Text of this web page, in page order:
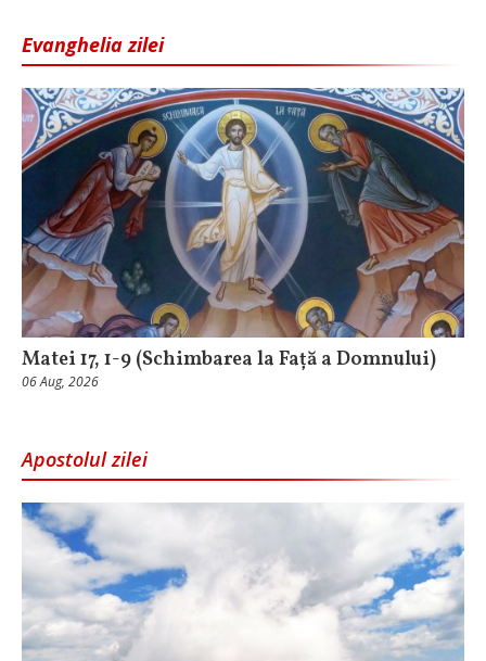
Evanghelia zilei
Matei 17, 1-9 (Schimbarea la Față a Domnului)
06 Aug, 2026
Apostolul zilei